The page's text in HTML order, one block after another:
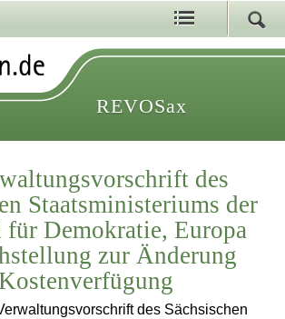
REVOSax
des
Staatsministeriums der
für Demokratie, Europa
zur Änderung
des Sächsischen